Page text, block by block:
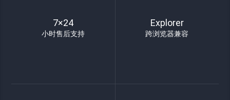
7×24
小时售后支持
Explorer
跨浏览器兼容